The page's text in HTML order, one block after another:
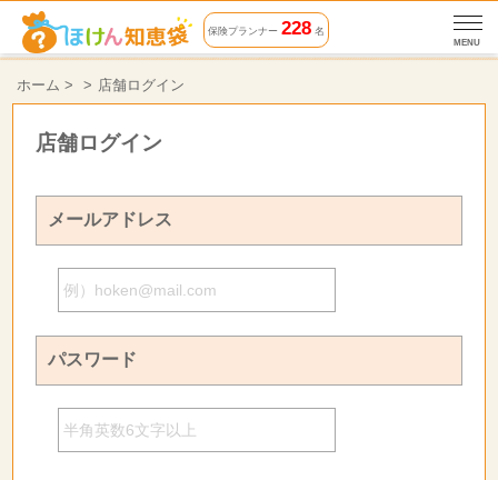
保険プランナー228 名
MENU
ホーム > 店舗ログイン
店舗ログイン
メールアドレス
パスワード